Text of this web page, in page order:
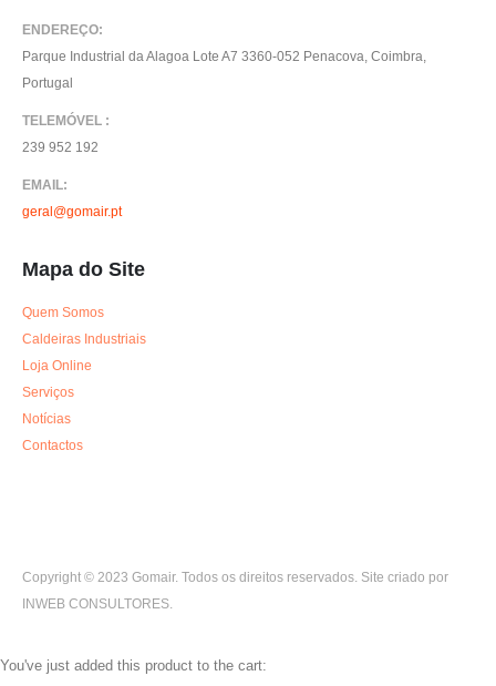
on
the
product
page
ENDEREÇO:
Parque Industrial da Alagoa Lote A7 3360-052 Penacova, Coimbra,
Portugal
TELEMÓVEL :
239 952 192
EMAIL:
geral@gomair.pt
Mapa do Site
Quem Somos
Caldeiras Industriais
Loja Online
Serviços
Notícias
Contactos
Copyright © 2023 Gomair. Todos os direitos reservados. Site criado por
INWEB CONSULTORES.
You've just added this product to the cart: